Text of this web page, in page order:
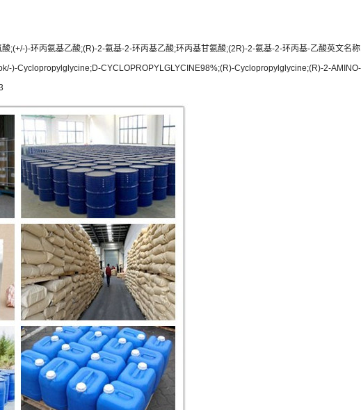
;(+/-)-环丙氨基乙酸;(R)-2-氨基-2-环丙基乙酸;环丙基甘氨酸;(2R)-2-氨基-2-环丙基-乙酸英文
)-Cyclopropylglycine;D-CYCLOPROPYLGLYCINE98%;(R)-Cyclopropylglycine;(R)-2-